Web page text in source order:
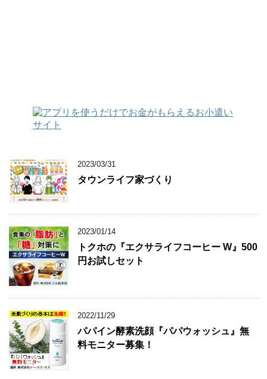
2023/03/31
タウンライフ家づくり
2023/01/14
トクホの『エクサライフコーヒー W』500
円お試しセット
2022/11/29
パパイン酵素洗顔『パパウォッシュ』無
料モニター募集！